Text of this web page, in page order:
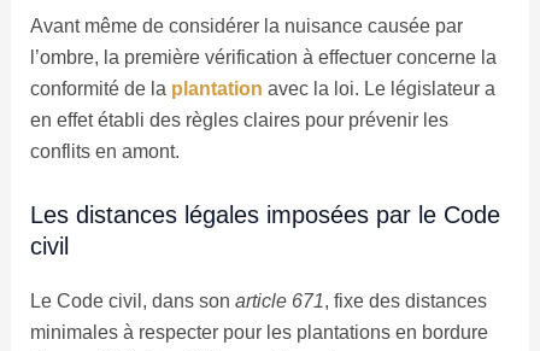
Avant même de considérer la nuisance causée par
l’ombre, la première vérification à effectuer concerne la
conformité de la plantation avec la loi. Le législateur a
en effet établi des règles claires pour prévenir les
conflits en amont.
Les distances légales imposées par le Code
civil
Le Code civil, dans son article 671, fixe des distances
minimales à respecter pour les plantations en bordure